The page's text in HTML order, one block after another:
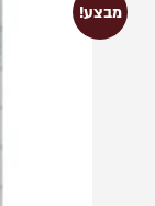
מבצע!